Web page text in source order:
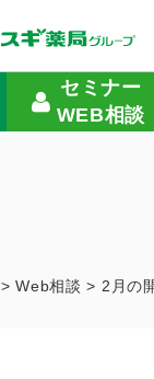
セミナー
WEB相談
>Web相談 > 2月の